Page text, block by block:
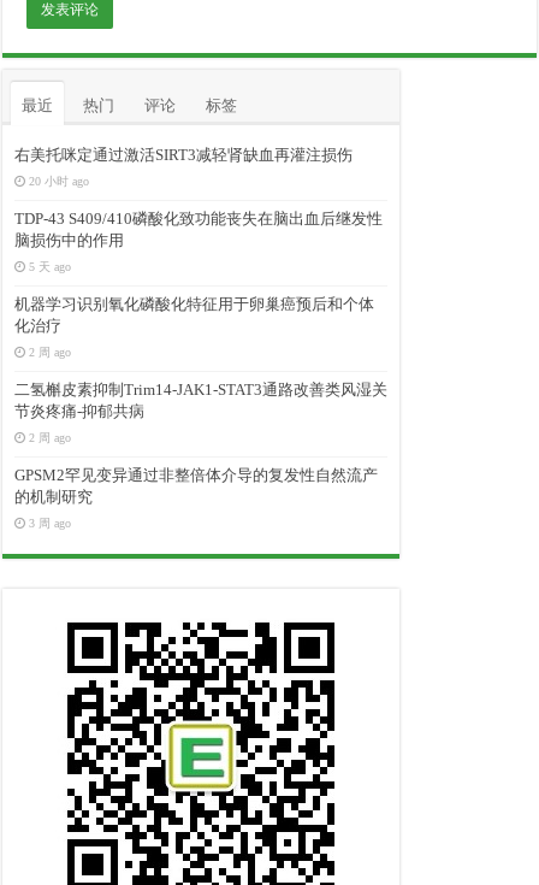
最近 热门 评论 标签
右美托咪定通过激活SIRT3减轻肾缺血再灌注损伤
20 小时 ago
TDP-43 S409/410磷酸化致功能丧失在脑出血后继发性
脑损伤中的作用
5 天 ago
机器学习识别氧化磷酸化特征用于卵巢癌预后和个体
化治疗
2 周 ago
二氢槲皮素抑制Trim14-JAK1-STAT3通路改善类风湿关
节炎疼痛-抑郁共病
2 周 ago
GPSM2罕见变异通过非整倍体介导的复发性自然流产
的机制研究
3 周 ago